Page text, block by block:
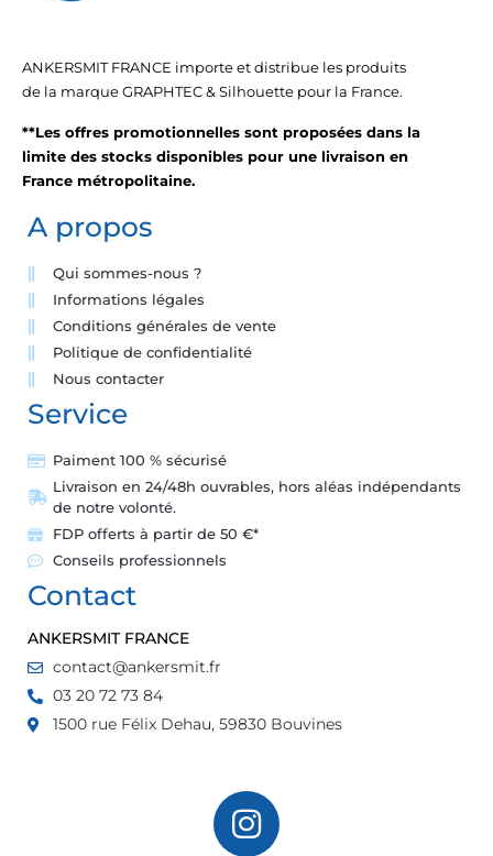
ANKERSMIT FRANCE importe et distribue les produits
de la marque GRAPHTEC & Silhouette pour la France.
**Les offres promotionnelles sont proposées dans la
limite des stocks disponibles pour une livraison en
France métropolitaine.
A propos
Qui sommes-nous ?
Informations légales
Conditions générales de vente
Politique de confidentialité
Nous contacter
Service
Paiment 100 % sécurisé
Livraison en 24/48h ouvrables, hors aléas indépendants
de notre volonté.
FDP offerts à partir de 50 €*
Conseils professionnels
Contact
ANKERSMIT FRANCE
contact@ankersmit.fr
03 20 72 73 84
1500 rue Félix Dehau, 59830 Bouvines